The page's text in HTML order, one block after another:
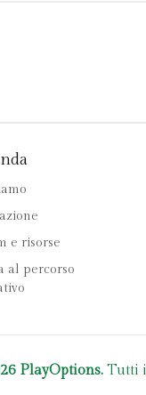
e risorse
al percorso
PlayOptions. Tutti